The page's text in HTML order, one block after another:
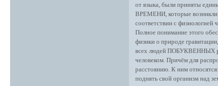
от языка, были приняты
ВРЕМЕНИ, которые возникли
соответствии с физиологией
Полное понимание этого
физики о природе
всех людей ПОБУКВЕННЫХ
человеком. Причём для
расстоянию. К ним
поднять свой организм над